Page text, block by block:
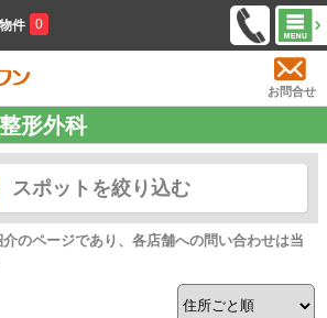
件 0
お問合せ
形外科
スポットを絞り込む
のページであり、各店舗への問い合わせは当